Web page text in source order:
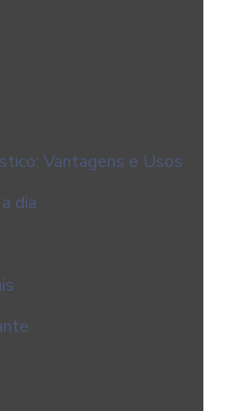
Vantagens e Usos
dia